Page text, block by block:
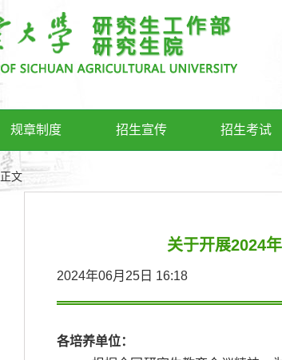
规章制度 招生宣传 招生考试
正文
关于开展2024
2024年06月25日 16:18
各培养单位：